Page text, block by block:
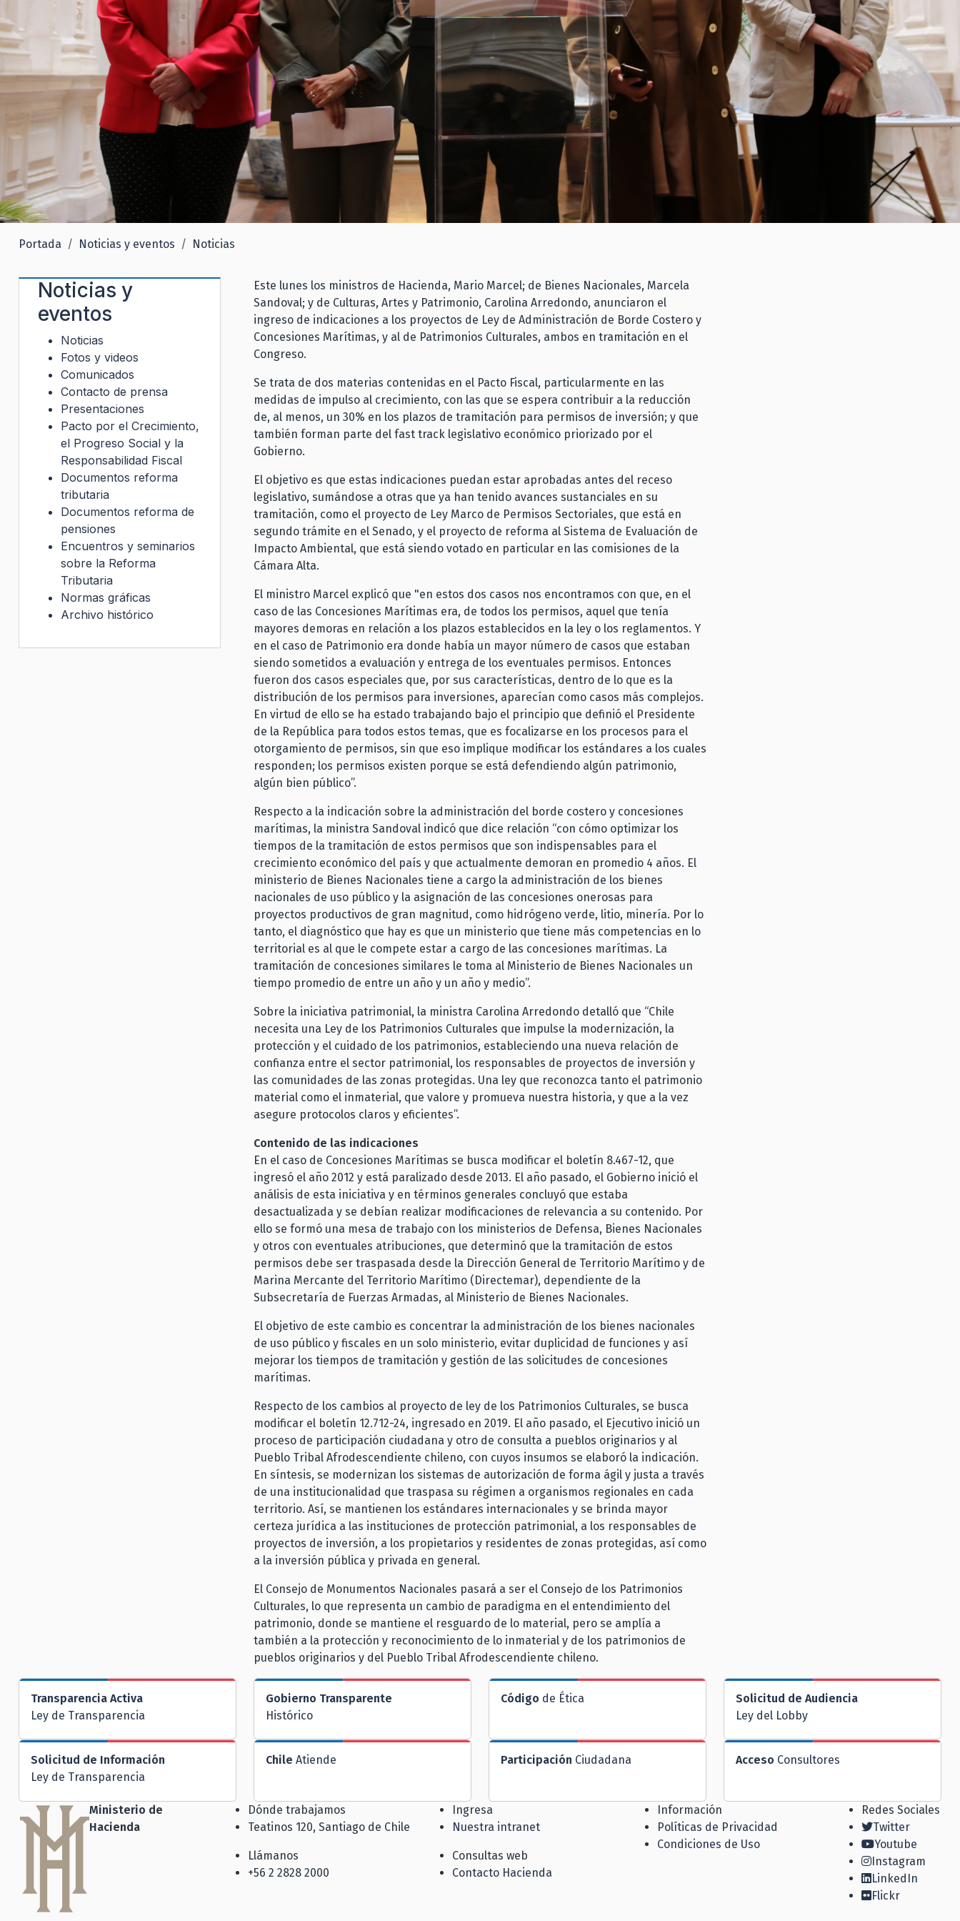
Portada Noticias y eventos Noticias
Este lunes los ministros de Hacienda, Mario Marcel; de Bienes Nacionales, Marcela
Sandoval; y de Culturas, Artes y Patrimonio, Carolina Arredondo, anunciaron el
ingreso de indicaciones a los proyectos de Ley de Administración de Borde Costero y
Concesiones Marítimas, y al de Patrimonios Culturales, ambos en tramitación en el
Congreso.
Se trata de dos materias contenidas en el Pacto Fiscal, particularmente en las
medidas de impulso al crecimiento, con las que se espera contribuir a la reducción
de, al menos, un 30% en los plazos de tramitación para permisos de inversión; y que
también forman parte del fast track legislativo económico priorizado por el
Gobierno.
El objetivo es que estas indicaciones puedan estar aprobadas antes del receso
legislativo, sumándose a otras que ya han tenido avances sustanciales en su
tramitación, como el proyecto de Ley Marco de Permisos Sectoriales, que está en
segundo trámite en el Senado, y el proyecto de reforma al Sistema de Evaluación de
Impacto Ambiental, que está siendo votado en particular en las comisiones de la
Cámara Alta.
El ministro Marcel explicó que "en estos dos casos nos encontramos con que, en el
caso de las Concesiones Marítimas era, de todos los permisos, aquel que tenía
mayores demoras en relación a los plazos establecidos en la ley o los reglamentos. Y
en el caso de Patrimonio era donde había un mayor número de casos que estaban
siendo sometidos a evaluación y entrega de los eventuales permisos. Entonces
fueron dos casos especiales que, por sus características, dentro de lo que es la
distribución de los permisos para inversiones, aparecían como casos más complejos.
En virtud de ello se ha estado trabajando bajo el principio que definió el Presidente
de la República para todos estos temas, que es focalizarse en los procesos para el
otorgamiento de permisos, sin que eso implique modificar los estándares a los cuales
responden; los permisos existen porque se está defendiendo algún patrimonio,
algún bien público”.
Respecto a la indicación sobre la administración del borde costero y concesiones
marítimas, la ministra Sandoval indicó que dice relación “con cómo optimizar los
tiempos de la tramitación de estos permisos que son indispensables para el
crecimiento económico del país y que actualmente demoran en promedio 4 años. El
ministerio de Bienes Nacionales tiene a cargo la administración de los bienes
nacionales de uso público y la asignación de las concesiones onerosas para
proyectos productivos de gran magnitud, como hidrógeno verde, litio, minería. Por lo
tanto, el diagnóstico que hay es que un ministerio que tiene más competencias en lo
territorial es al que le compete estar a cargo de las concesiones marítimas. La
tramitación de concesiones similares le toma al Ministerio de Bienes Nacionales un
tiempo promedio de entre un año y un año y medio”.
Sobre la iniciativa patrimonial, la ministra Carolina Arredondo detalló que “Chile
necesita una Ley de los Patrimonios Culturales que impulse la modernización, la
protección y el cuidado de los patrimonios, estableciendo una nueva relación de
confianza entre el sector patrimonial, los responsables de proyectos de inversión y
las comunidades de las zonas protegidas. Una ley que reconozca tanto el patrimonio
material como el inmaterial, que valore y promueva nuestra historia, y que a la vez
asegure protocolos claros y eficientes”.
Contenido de las indicaciones
En el caso de Concesiones Marítimas se busca modificar el boletín 8.467-12, que
ingresó el año 2012 y está paralizado desde 2013. El año pasado, el Gobierno inició el
análisis de esta iniciativa y en términos generales concluyó que estaba
desactualizada y se debían realizar modificaciones de relevancia a su contenido. Por
ello se formó una mesa de trabajo con los ministerios de Defensa, Bienes Nacionales
y otros con eventuales atribuciones, que determinó que la tramitación de estos
permisos debe ser traspasada desde la Dirección General de Territorio Marítimo y de
Marina Mercante del Territorio Marítimo (Directemar), dependiente de la
Subsecretaría de Fuerzas Armadas, al Ministerio de Bienes Nacionales.
El objetivo de este cambio es concentrar la administración de los bienes nacionales
de uso público y fiscales en un solo ministerio, evitar duplicidad de funciones y así
mejorar los tiempos de tramitación y gestión de las solicitudes de concesiones
marítimas.
Respecto de los cambios al proyecto de ley de los Patrimonios Culturales, se busca
modificar el boletín 12.712-24, ingresado en 2019. El año pasado, el Ejecutivo inició un
proceso de participación ciudadana y otro de consulta a pueblos originarios y al
Pueblo Tribal Afrodescendiente chileno, con cuyos insumos se elaboró la indicación.
En síntesis, se modernizan los sistemas de autorización de forma ágil y justa a través
de una institucionalidad que traspasa su régimen a organismos regionales en cada
territorio. Así, se mantienen los estándares internacionales y se brinda mayor
certeza jurídica a las instituciones de protección patrimonial, a los responsables de
proyectos de inversión, a los propietarios y residentes de zonas protegidas, así como
a la inversión pública y privada en general.
El Consejo de Monumentos Nacionales pasará a ser el Consejo de los Patrimonios
Culturales, lo que representa un cambio de paradigma en el entendimiento del
patrimonio, donde se mantiene el resguardo de lo material, pero se amplía a
también a la protección y reconocimiento de lo inmaterial y de los patrimonios de
pueblos originarios y del Pueblo Tribal Afrodescendiente chileno.
Noticias y
eventos
Noticias
Fotos y videos
Comunicados
Contacto de prensa
Presentaciones
Pacto por el Crecimiento,
el Progreso Social y la
Responsabilidad Fiscal
Documentos reforma
tributaria
Documentos reforma de
pensiones
Encuentros y seminarios
sobre la Reforma
Tributaria
Normas gráficas
Archivo histórico
Transparencia Activa
Ley de Transparencia
Gobierno Transparente
Histórico
Código de Ética
Solicitud de Audiencia
Ley del Lobby
Solicitud de Información
Ley de Transparencia
Chile Atiende Participación Ciudadana Acceso Consultores
Ministerio de
Hacienda
Dónde trabajamos
Teatinos 120, Santiago de Chile
Llámanos
+56 2 2828 2000
Ingresa
Nuestra intranet
Consultas web
Contacto Hacienda
Información
Políticas de Privacidad
Condiciones de Uso
Redes Sociales
Twitter
Youtube
Instagram
LinkedIn
Flickr